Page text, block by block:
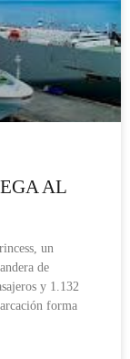
AL
un
de
y 1.132
forma